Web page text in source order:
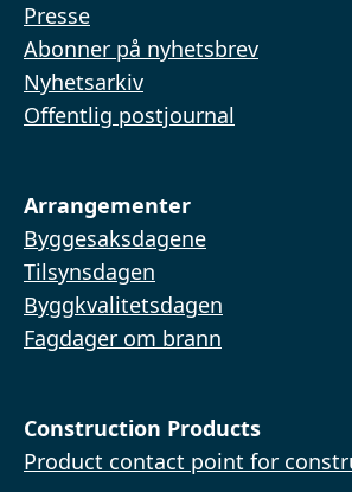
Presse
Abonner på nyhetsbrev
Nyhetsarkiv
Offentlig postjournal
Arrangementer
Byggesaksdagene
Tilsynsdagen
Byggkvalitetsdagen
Fagdager om brann
Construction Products
Product contact point for